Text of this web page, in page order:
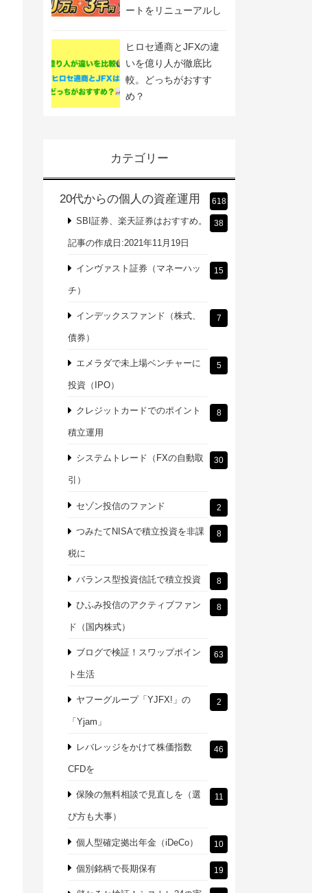
ートをリニューアルし
ヒロセ通商とJFXの違
いを億り人が徹底比
較。どっちがおすす
め？
カテゴリー
20代からの個人の資産運用 618
SBI証券、楽天証券はおすすめ。
記事の作成日:2021年11月19日
38
インヴァスト証券（マネーハッ
チ）
15
インデックスファンド（株式、
債券）
7
エメラダで未上場ベンチャーに
投資（IPO）
5
クレジットカードでのポイント
積立運用
8
システムトレード（FXの自動取
引）
30
セゾン投信のファンド 2
つみたてNISAで積立投資を非課
税に
8
バランス型投資信託で積立投資 8
ひふみ投信のアクティブファン
ド（国内株式）
8
ブログで検証！スワップポイン
ト生活
63
ヤフーグループ「YJFX!」の
「Yjam」
2
レバレッジをかけて株価指数
CFDを
46
保険の無料相談で見直しを（選
び方も大事）
11
個人型確定拠出年金（iDeCo） 10
個別銘柄で長期保有 19